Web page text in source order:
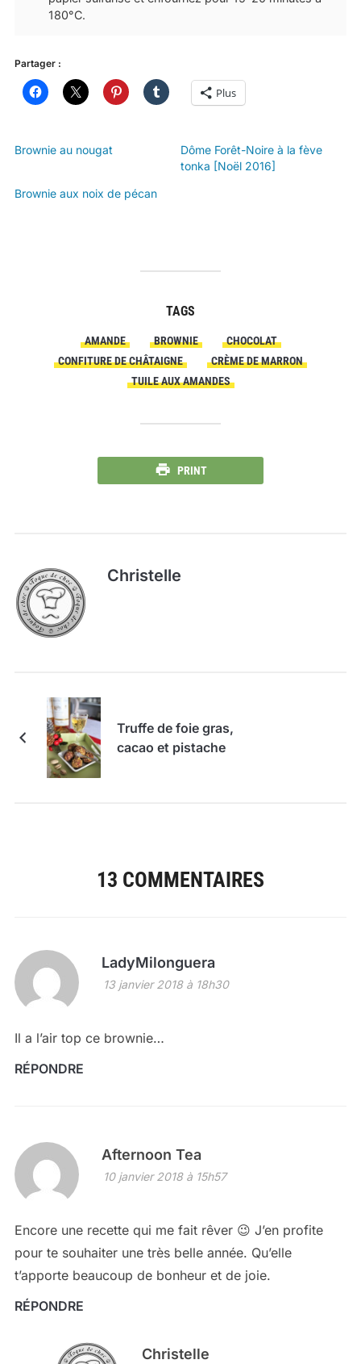
180°C.
Partager :
Plus
Brownie au nougat
Dôme Forêt-Noire à la fève
tonka [Noël 2016]
Brownie aux noix de pécan
TAGS
AMANDE BROWNIE
CHOCOLAT
CONFITURE DE CHÂTAIGNE
CRÈME DE MARRON
TUILE AUX AMANDES
PRINT
Christelle
Truffe de foie gras,
cacao et pistache
13 COMMENTAIRES
LadyMilonguera
13 janvier 2018 à 18h30
Il a l’air top ce brownie…
RÉPONDRE
Afternoon Tea
10 janvier 2018 à 15h57
Encore une recette qui me fait rêver 😉 J’en profite
pour te souhaiter une très belle année. Qu’elle
t’apporte beaucoup de bonheur et de joie.
RÉPONDRE
Christelle